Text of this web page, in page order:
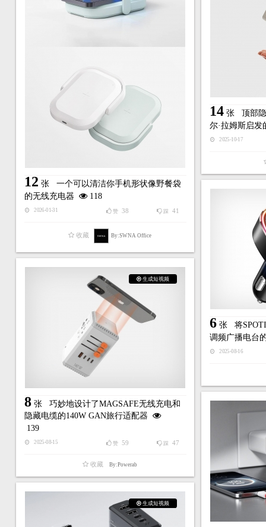
12 张 一个可以清洁你手机形状像野餐袋
的无线充电器
118
2026-01-31 踩 41
赞 38
收藏 By:SWNA Office
14张 顶部
尔·拉姆斯启发
2025-10-17
6张 将
调频广播电台
2025-08-16
生成短视频
8张 巧妙地设计了MAGSAFE无线充电和
隐藏电缆的140W GAN旅行适配器
139
2025-08-15 踩 47
赞 59
收藏 By:Powerab
生成短视频